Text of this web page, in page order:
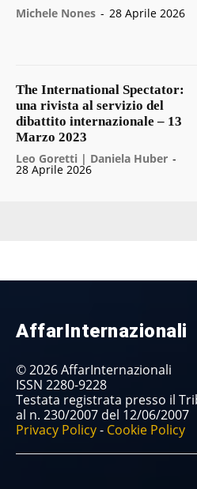
Michele Nones - 28 Aprile 2026
The International Spectator:
una rivista al servizio del
dibattito internazionale – 13
Marzo 2023
Leo Goretti | Daniela Huber -
28 Aprile 2026
AffarInternazionali
© 2026 AffarInternazionali
ISSN 2280-9228
Testata registrata presso il
al n. 230/2007 del 12/06/2007
Privacy Policy- Cookie Policy